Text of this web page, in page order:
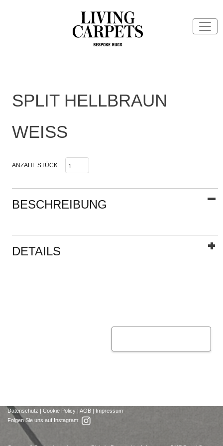
SPLIT HELLBRAUN
WEISS
ANZAHL STÜCK
BESCHREIBUNG
DETAILS
Datenschutz | Cookie Policy | AGB | Impressum
Folgen Sie uns auf Instagram: